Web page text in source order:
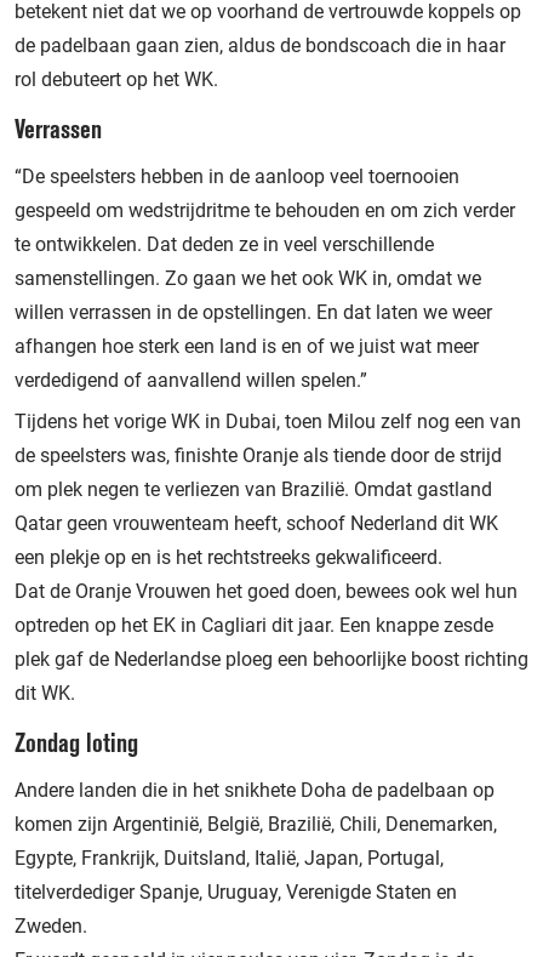
betekent niet dat we op voorhand de vertrouwde koppels op
de padelbaan gaan zien, aldus de bondscoach die in haar
rol debuteert op het WK.
Verrassen
“De speelsters hebben in de aanloop veel toernooien
gespeeld om wedstrijdritme te behouden en om zich verder
te ontwikkelen. Dat deden ze in veel verschillende
samenstellingen. Zo gaan we het ook WK in, omdat we
willen verrassen in de opstellingen. En dat laten we weer
afhangen hoe sterk een land is en of we juist wat meer
verdedigend of aanvallend willen spelen.”
Tijdens het vorige WK in Dubai, toen Milou zelf nog een van
de speelsters was, finishte Oranje als tiende door de strijd
om plek negen te verliezen van Brazilië. Omdat gastland
Qatar geen vrouwenteam heeft, schoof Nederland dit WK
een plekje op en is het rechtstreeks gekwalificeerd.
Dat de Oranje Vrouwen het goed doen, bewees ook wel hun
optreden op het EK in Cagliari dit jaar. Een knappe zesde
plek gaf de Nederlandse ploeg een behoorlijke boost richting
dit WK.
Zondag loting
Andere landen die in het snikhete Doha de padelbaan op
komen zijn Argentinië, België, Brazilië, Chili, Denemarken,
Egypte, Frankrijk, Duitsland, Italië, Japan, Portugal,
titelverdediger Spanje, Uruguay, Verenigde Staten en
Zweden.